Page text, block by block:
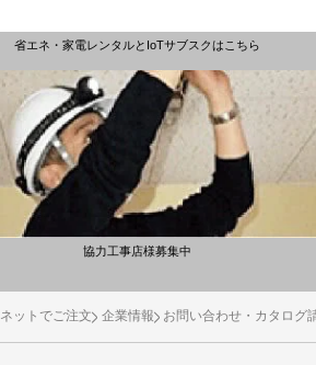
省エネ・家電レンタルとIoTサブスクはこちら
協力工事店様募集中
ネットでご注文 企業情報 お問い合わせ・カタログ